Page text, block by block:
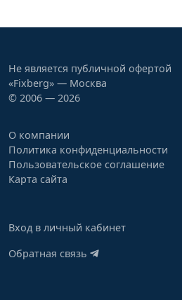
Не является публичной офертой
«Fixberg» — Москва
© 2006 — 2026
О компании
Политика конфиденциальности
Пользовательское соглашение
Карта сайта
Вход в личный кабинет
Обратная связь